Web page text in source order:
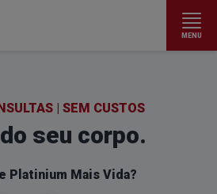
MENU
| SEM CUSTOS
seu corpo.
Platinium Mais Vida?